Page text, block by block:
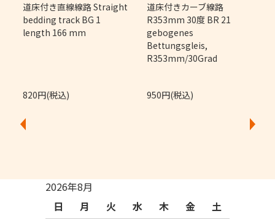
道床付き直線線路 Straight
bedding track BG 1
length 166 mm
820円(税込)
道床付きカーブ線路
R353mm 30度 BR 21
gebogenes
Bettungsgleis,
R353mm/30Grad
950円(税込)
2026年8月
日
月 火 水 木 金
土